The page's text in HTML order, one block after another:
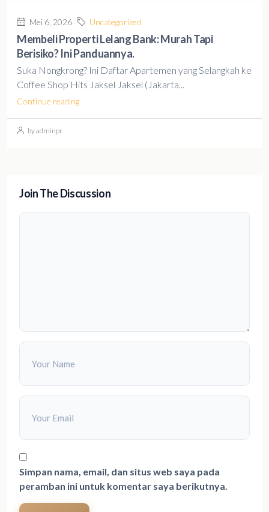
Mei 6, 2026 Uncategorized
Membeli Properti Lelang Bank: Murah Tapi
Berisiko? Ini Panduannya.
Suka Nongkrong? Ini Daftar Apartemen yang Selangkah ke
Coffee Shop Hits Jaksel Jaksel (Jakarta...
Continue reading
by adminpr
Join The Discussion
Simpan nama, email, dan situs web saya pada
peramban ini untuk komentar saya berikutnya.